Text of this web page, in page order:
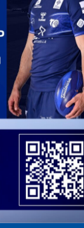
SIGNS A THREE-